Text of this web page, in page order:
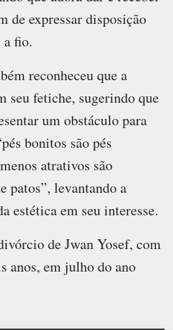
de expressar disposição
a fio.
reconheceu que a
seu fetiche, sugerindo que
um obstáculo para
bonitos são pés
atrativos são
patos”, levantando a
estética em seu interesse.
de Jwan Yosef, com
anos, em julho do ano